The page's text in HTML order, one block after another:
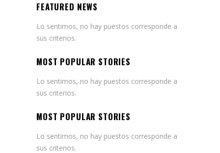
FEATURED NEWS
Lo sentimos, no hay puestos corresponde a
sus criterios.
MOST POPULAR STORIES
Lo sentimos, no hay puestos corresponde a
sus criterios.
MOST POPULAR STORIES
Lo sentimos, no hay puestos corresponde a
sus criterios.